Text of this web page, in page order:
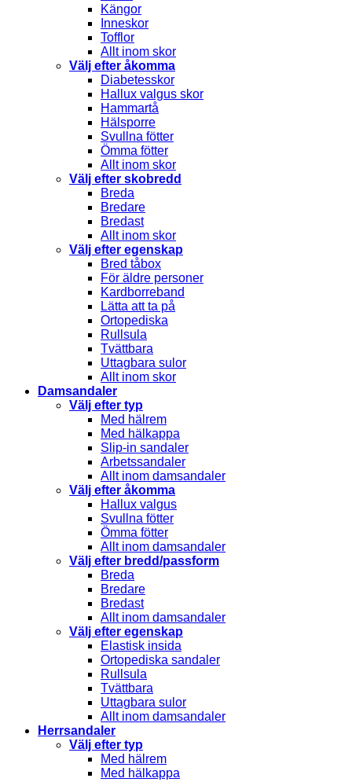
Kängor
Inneskor
Tofflor
Allt inom skor
Välj efter åkomma
Diabetesskor
Hallux valgus skor
Hammartå
Hälsporre
Svullna fötter
Ömma fötter
Allt inom skor
Välj efter skobredd
Breda
Bredare
Bredast
Allt inom skor
Välj efter egenskap
Bred tåbox
För äldre personer
Kardborreband
Lätta att ta på
Ortopediska
Rullsula
Tvättbara
Uttagbara sulor
Allt inom skor
Damsandaler
Välj efter typ
Med hälrem
Med hälkappa
Slip-in sandaler
Arbetssandaler
Allt inom damsandaler
Välj efter åkomma
Hallux valgus
Svullna fötter
Ömma fötter
Allt inom damsandaler
Välj efter bredd/passform
Breda
Bredare
Bredast
Allt inom damsandaler
Välj efter egenskap
Elastisk insida
Ortopediska sandaler
Rullsula
Tvättbara
Uttagbara sulor
Allt inom damsandaler
Herrsandaler
Välj efter typ
Med hälrem
Med hälkappa